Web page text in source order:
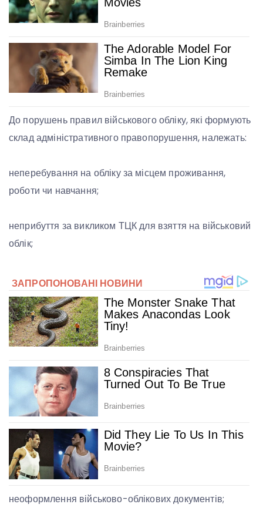
До порушень правил військового обліку, які формують
склад адміністративного правопорушення, належать:
неперебування на обліку за місцем проживання,
роботи чи навчання;
неприбуття за викликом ТЦК для взяття на військовий
облік;
неоформлення військово-облікових документів;